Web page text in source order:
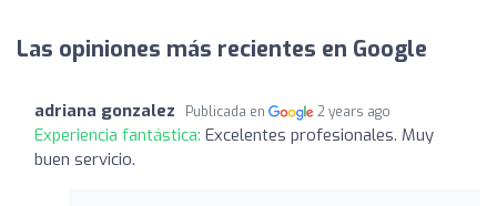
Las opiniones más recientes en Google
adriana gonzalez Publicada en 2 years ago
Experiencia fantástica: Excelentes profesionales. Muy
buen servicio.